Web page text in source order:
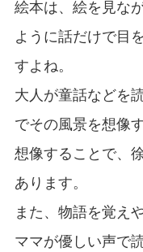
絵本は、絵を見な
ように話だけで目
すよね。
大人が童話などを
でその風景を想像
想像することで、
あります。
また、物語を覚え
ママが優しい声で